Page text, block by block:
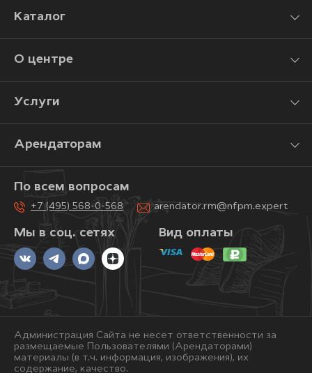
Каталог
О центре
Услуги
Арендаторам
Мы в соц. сетях
По всем вопросам
+7 (495) 568-0-568 arendator.rm@nfpm.expert
Вид оплаты
Администрация Сайта не несет ответственности за
размещаемые Пользователями (Арендаторами)
материалы (в т.ч. информация, изображения), их
содержание, качество.